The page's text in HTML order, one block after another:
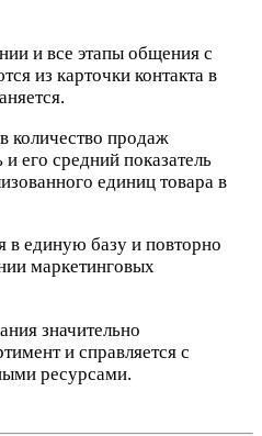
и все этапы общения с
из карточки контакта в
количество продаж
его средний показатель
единиц товара в
в единую базу и повторно
маркетинговых
значительно
и справляется с
ресурсами.